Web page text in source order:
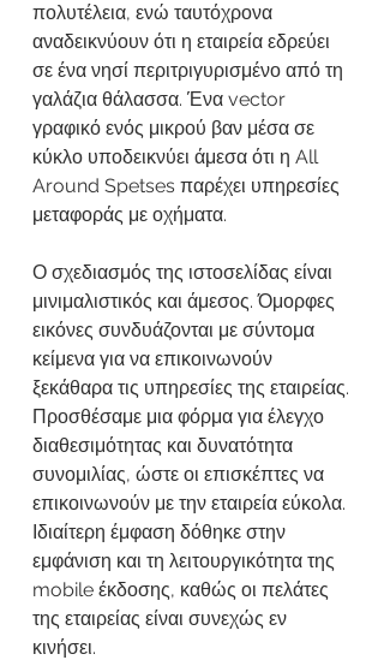
πολυτέλεια, ενώ ταυτόχρονα
αναδεικνύουν ότι η εταιρεία εδρεύει
σε ένα νησί περιτριγυρισμένο από τη
γαλάζια θάλασσα. Ένα vector
γραφικό ενός μικρού βαν μέσα σε
κύκλο υποδεικνύει άμεσα ότι η All
Around Spetses παρέχει υπηρεσίες
μεταφοράς με οχήματα.
Ο σχεδιασμός της ιστοσελίδας είναι
μινιμαλιστικός και άμεσος. Όμορφες
εικόνες συνδυάζονται με σύντομα
κείμενα για να επικοινωνούν
ξεκάθαρα τις υπηρεσίες της εταιρείας.
Προσθέσαμε μια φόρμα για έλεγχο
διαθεσιμότητας και δυνατότητα
συνομιλίας, ώστε οι επισκέπτες να
επικοινωνούν με την εταιρεία εύκολα.
Ιδιαίτερη έμφαση δόθηκε στην
εμφάνιση και τη λειτουργικότητα της
mobile έκδοσης, καθώς οι πελάτες
της εταιρείας είναι συνεχώς εν
κινήσει.